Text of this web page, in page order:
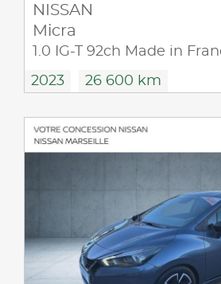
NISSAN
Micra
1.0 IG-T 92ch Made in
2023 26 600 km